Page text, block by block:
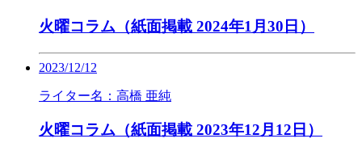
火曜コラム（紙面掲載 2024年1月30日）
2023/12/12
ライター名：高橋 亜純
火曜コラム（紙面掲載 2023年12月12日）